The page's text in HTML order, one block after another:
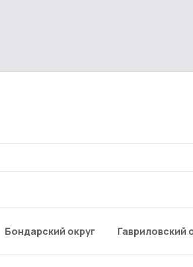
Бондарский округ Гавриловский